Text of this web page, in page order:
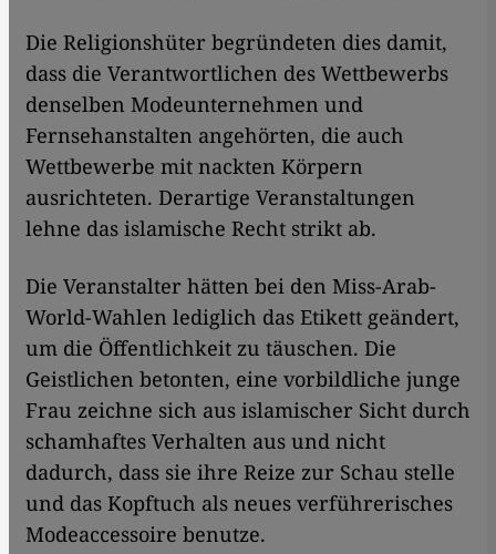
Die Religionshüter begründeten dies damit,
dass die Verantwortlichen des Wettbewerbs
denselben Modeunternehmen und
Fernsehanstalten angehörten, die auch
Wettbewerbe mit nackten Körpern
ausrichteten. Derartige Veranstaltungen
lehne das islamische Recht strikt ab.
Die Veranstalter hätten bei den Miss-Arab-
World-Wahlen lediglich das Etikett geändert,
um die Öffentlichkeit zu täuschen. Die
Geistlichen betonten, eine vorbildliche junge
Frau zeichne sich aus islamischer Sicht durch
schamhaftes Verhalten aus und nicht
dadurch, dass sie ihre Reize zur Schau stelle
und das Kopftuch als neues verführerisches
Modeaccessoire benutze.